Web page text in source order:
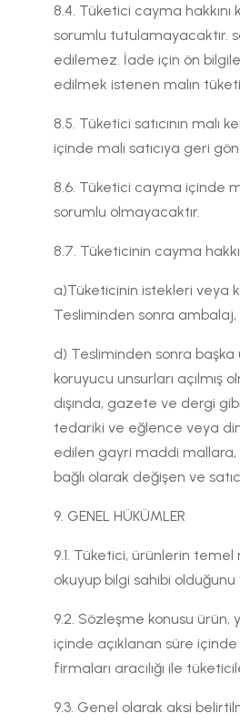
8.4. Tüketici cayma hakkını
sorumlu tutulamayacaktır.
edilemez. İade için ön
edilmek istenen malın
8.5. Tüketici satıcının
içinde malı satıcıya geri
8.6. Tüketici cayma içinde
sorumlu olmayacaktır.
8.7. Tüketicinin cayma
a)Tüketicinin istekleri veya
Tesliminden sonra ambalaj,
d) Tesliminden sonra başka
koruyucu unsurları
dışında, gazete ve dergi
tedariki ve eğlence veya
edilen gayri maddi mallara,
bağlı olarak değişen ve
9. GENEL HÜKÜMLER
9.1. Tüketici, ürünlerin
okuyup bilgi sahibi
9.2. Sözleşme konusu
içinde açıklanan süre içinde
firmaları aracılığı ile
9.3. Genel olarak aksi